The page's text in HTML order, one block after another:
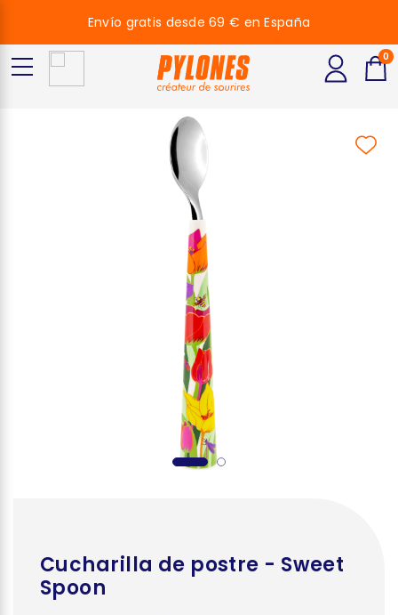
Cucharilla de postre - Sweet
Spoon
Envío gratis desde 69 € en España
0